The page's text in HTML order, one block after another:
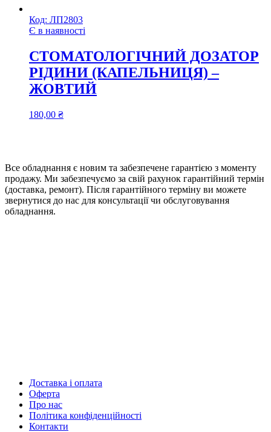
Код: ЛП2803
Є в наявності
СТОМАТОЛОГІЧНИЙ ДОЗАТОР
РІДИНИ (КАПЕЛЬНИЦЯ) –
ЖОВТИЙ
180,00 ₴
Все обладнання є новим та забезпечене гарантією з моменту
продажу. Ми забезпечуємо за свій рахунок гарантійний термін
(доставка, ремонт). Після гарантійного терміну ви можете
звернутися до нас для консультації чи обслуговування
обладнання.
Доставка і оплата
Оферта
Про нас
Політика конфіденційності
Контакти